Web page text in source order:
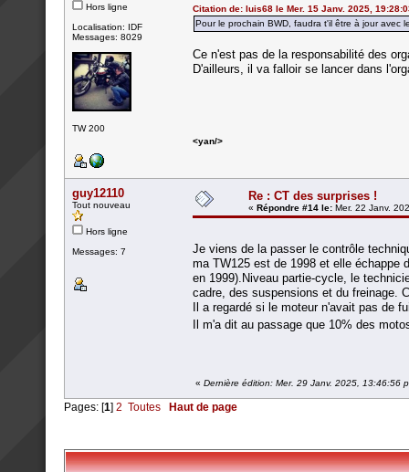
Hors ligne
Localisation: IDF
Messages: 8029
TW 200
Citation de: luis68 le Mer. 15 Janv. 2025,
Pour le prochain BWD, faudra t'il être à jour avec
Ce n'est pas de la responsabilité des
D'ailleurs, il va falloir se lancer dans
<yan/>
guy12110
Tout nouveau
Hors ligne
Messages: 7
Re : CT des surprises !
« Répondre #14 le: Mer. 22 Janv.
Je viens de la passer le contrôle
ma TW125 est de 1998 et elle échappe
en 1999).Niveau partie-cycle, le
cadre, des suspensions et du freinage.
Il a regardé si le moteur n'avait pas de
Il m'a dit au passage que 10% des
« Dernière édition: Mer. 29 Janv. 2025, 13:46:56
Pages: [1] 2 Toutes Haut de page